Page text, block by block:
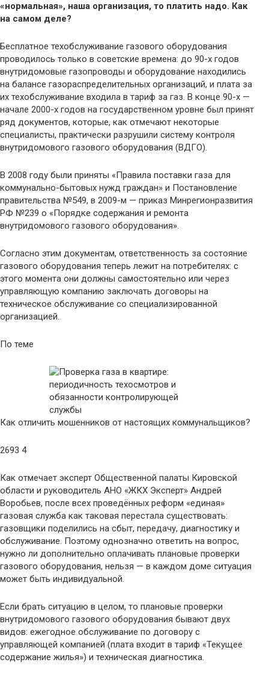
«нормальная», наша организация, то платить надо. Как
на самом деле?
Бесплатное техобслуживание газового оборудования
проводилось только в советские времена: до 90-х годов
внутридомовые газопроводы и оборудование находились
на балансе газораспределительных организаций, и плата за
их техобслуживание входила в тариф за газ. В конце 90-х —
начале 2000-х годов на государственном уровне был принят
ряд документов, которые, как отмечают некоторые
специалисты, практически разрушили систему контроля
внутридомового газового оборудования (ВДГО).
В 2008 году были приняты «Правила поставки газа для
коммунально-бытовых нужд граждан» и Постановление
правительства №549, в 2009-м — приказ Минрегионразвития
РФ №239 о «Порядке содержания и ремонта
внутридомового газового оборудования».
Согласно этим документам, ответственность за состояние
газового оборудования теперь лежит на потребителях: с
этого момента они должны самостоятельно или через
управляющую компанию заключать договоры на
техническое обслуживание со специализированной
организацией.
По теме
Как отличить мошенников от настоящих коммунальщиков?
2693 4
Как отмечает эксперт Общественной палаты Кировской
области и руководитель АНО «ЖКХ Эксперт» Андрей
Воробьев, после всех проведённых реформ «единая»
газовая служба как таковая перестала существовать:
газовщики поделились на сбыт, передачу, диагностику и
обслуживание. Поэтому однозначно ответить на вопрос,
нужно ли дополнительно оплачивать плановые проверки
газового оборудования, нельзя — в каждом доме ситуация
может быть индивидуальной.
Если брать ситуацию в целом, то плановые проверки
внутридомового газового оборудования бывают двух
видов: ежегодное обслуживание по договору с
управляющей компанией (плата входит в тариф «Текущее
содержание жилья») и техническая диагностика.